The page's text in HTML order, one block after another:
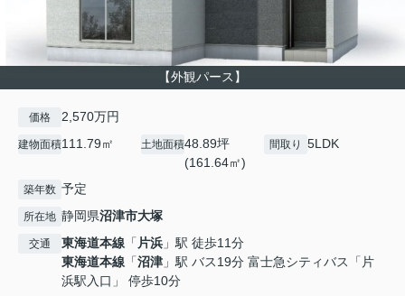
【外観パース】
価格 2,570万円
建物面積111.79㎡ 土地面積48.89坪
(161.64㎡)
間取り 5LDK
築年数 予定
所在地 静岡県沼津市大塚
交通 東海道本線 「片浜 」駅 徒歩11分
東海道本線 「沼津 」駅 バス19分 富士急シティバス「片
浜駅入口」 停歩10分